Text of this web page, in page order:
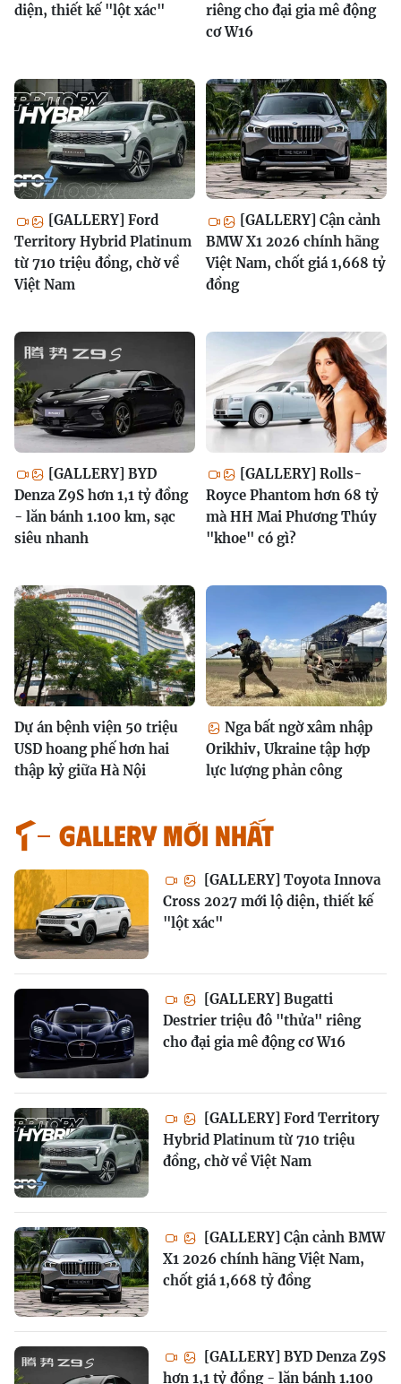
diện, thiết kế "lột xác"
riêng cho đại gia mê động
cơ W16
[GALLERY] Ford
Territory Hybrid Platinum
từ 710 triệu đồng, chờ về
Việt Nam
[GALLERY] Cận cảnh
BMW X1 2026 chính hãng
Việt Nam, chốt giá 1,668 tỷ
đồng
[GALLERY] BYD
Denza Z9S hơn 1,1 tỷ đồng
- lăn bánh 1.100 km, sạc
siêu nhanh
[GALLERY] Rolls-
Royce Phantom hơn 68 tỷ
mà HH Mai Phương Thúy
"khoe" có gì?
Dự án bệnh viện 50 triệu
USD hoang phế hơn hai
thập kỷ giữa Hà Nội
Nga bất ngờ xâm nhập
Orikhiv, Ukraine tập hợp
lực lượng phản công
GALLERY MỚI NHẤT
[GALLERY] Toyota Innova
Cross 2027 mới lộ diện, thiết kế
"lột xác"
[GALLERY] Bugatti
Destrier triệu đô "thửa" riêng
cho đại gia mê động cơ W16
[GALLERY] Ford Territory
Hybrid Platinum từ 710 triệu
đồng, chờ về Việt Nam
[GALLERY] Cận cảnh BMW
X1 2026 chính hãng Việt Nam,
chốt giá 1,668 tỷ đồng
[GALLERY] BYD Denza Z9S
hơn 1,1 tỷ đồng - lăn bánh 1.100